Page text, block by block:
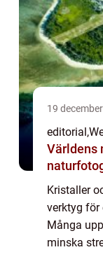
19
editorial,
Världens
Kristaller
verktyg för
Många
minska